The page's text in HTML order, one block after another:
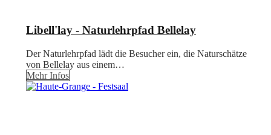
Libell'lay - Naturlehrpfad Bellelay
Der Naturlehrpfad lädt die Besucher ein, die Naturschätze
von Bellelay aus einem…
Mehr Infos